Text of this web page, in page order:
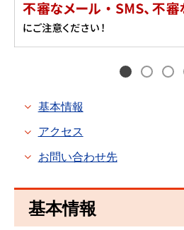
基本情報
アクセス
お問い合わせ先
基本情報